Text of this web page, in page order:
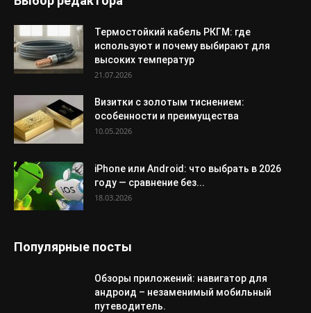
Термостойкий кабель РКГМ: где
используют и почему выбирают для
высоких температур
21.07.2026
Визитки с золотым тиснением:
особенности и преимущества
10.05.2026
iPhone или Android: что выбрать в 2026
году — сравнение без...
18.03.2026
Популярные посты
Обзоры приложений: навигатор для
андроид – незаменимый мобильный
путеводитель.